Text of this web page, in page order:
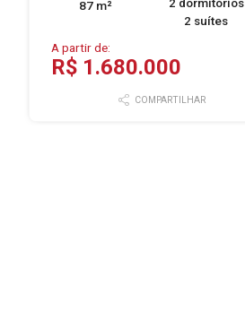
87 m²
2 suítes
A partir de:
R$ 1.680.000
COMPARTILHAR